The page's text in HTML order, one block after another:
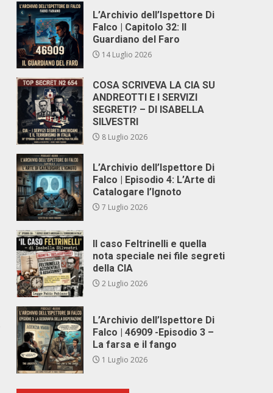
L’Archivio dell’Ispettore Di
Falco | Capitolo 32: Il
Guardiano del Faro
14 Luglio 2026
COSA SCRIVEVA LA CIA SU
ANDREOTTI E I SERVIZI
SEGRETI? – DI ISABELLA
SILVESTRI
8 Luglio 2026
L’Archivio dell’Ispettore Di
Falco | Episodio 4: L’Arte di
Catalogare l’Ignoto
7 Luglio 2026
Il caso Feltrinelli e quella
nota speciale nei file segreti
della CIA
2 Luglio 2026
L’Archivio dell’Ispettore Di
Falco | 46909 -Episodio 3 –
La farsa e il fango
1 Luglio 2026